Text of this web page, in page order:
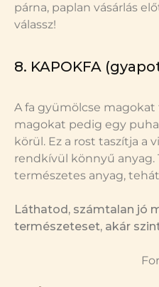
párna, paplan vásárlás
válassz!
8. KAPOKFA
A fa gyümölcse magokat
magokat pedig egy
körül. Ez a rost taszítja a
rendkívül könnyű anyag.
természetes anyag,
Láthatod, számtalan jó
természeteset, akár